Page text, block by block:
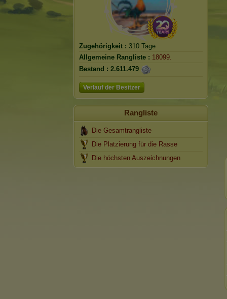
Zugehörigkeit : 310 Tage
Allgemeine Rangliste : 18099.
Bestand : 2.611.479
Verlauf der Besitzer
Rangliste
Die Gesamtrangliste
Die Platzierung für die Rasse
Die höchsten Auszeichnungen